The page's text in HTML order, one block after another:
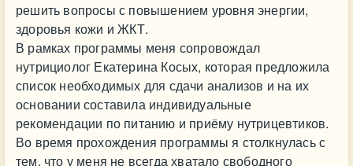
решить вопросы с повышением уровня энергии,
здоровья кожи и ЖКТ.
В рамках программы меня сопровождал
нутрициолог Екатерина Косых, которая предложила
список необходимых для сдачи анализов и на их
основании составила индивидуальные
рекомендации по питанию и приёму нутрицевтиков.
Во время прохождения программы я столкнулась с
тем, что у меня не всегда хватало свободного